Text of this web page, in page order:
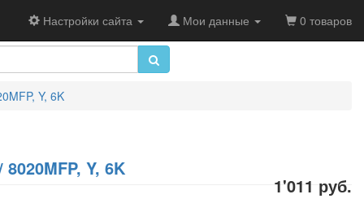
Настройки сайта Мои данные 0 товаров
Y, 6K
Y, 6K
1'011 руб.